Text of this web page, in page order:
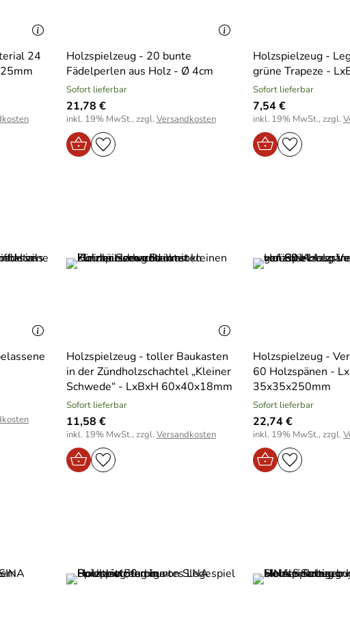
24
Holzspielzeug - 20 bunte
Fädelperlen aus Holz - Ø 4cm
Sofort lieferbar
21,78 €
inkl. 19% MwSt., zzgl. Versandkosten
Holzspielzeug -
grüne Trapeze -
Sofort lieferbar
7,54 €
inkl. 19% MwSt., zzgl.
Holzspielzeug - toller Baukasten
in der Zündholzschachtel „Kleiner
Schwede“ - LxBxH 60x40x18mm
Sofort lieferbar
11,58 €
inkl. 19% MwSt., zzgl. Versandkosten
Holzspielzeug -
60 Holzspänen -
35x35x250mm
Sofort lieferbar
22,74 €
inkl. 19% MwSt., zzgl.